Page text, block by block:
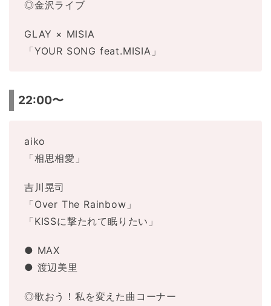
◎金沢ライブ
GLAY × MISIA
「YOUR SONG feat.MISIA」
22:00〜
aiko
「相思相愛」
吉川晃司
「Over The Rainbow」
「KISSに撃たれて眠りたい」
● MAX
● 渡辺美里
◎歌おう！私を変えた曲コーナー